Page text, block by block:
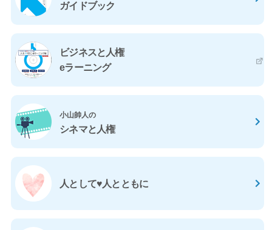
ガイドブック
ビジネスと人権
eラーニング
小山帥人の
シネマと人権
人として♥人とともに